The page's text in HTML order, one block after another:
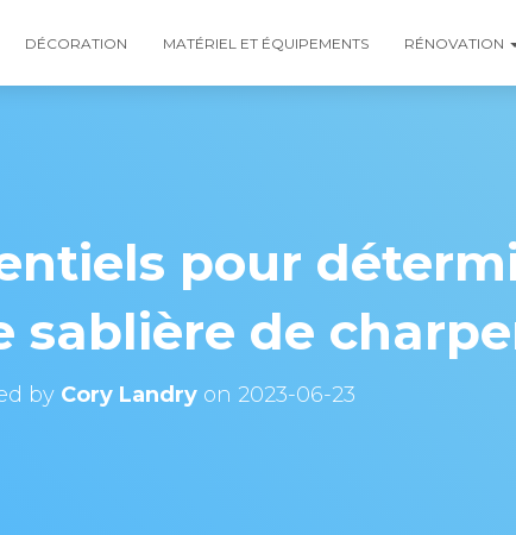
DÉCORATION MATÉRIEL ET ÉQUIPEMENTS RÉNOVATION
pour
sablière de
by Cory Landry on 2023-06-23